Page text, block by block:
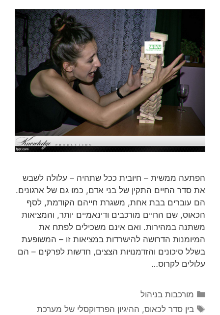
הפתעה ממשית – חיובית ככל שתהיה – עלולה לשבש
את סדר החיים התקין של בני אדם, כמו גם של ארגונים.
הם עוברים בבת אחת, משגרת חייהם הקודמת, לסף
הכאוס, שם החיים מורכבים ודינאמיים יותר, והמציאות
משתנה במהירות. ואם אינם משכילים לפתח את
המיומנות הדרושה להישרדות במציאות זו – המשופעת
בשלל סיכונים והזדמנויות הצצים, חדשות לפרקים – הם
עלולים לקרוס…
קטגוריות
מורכבות בניהול
תגיות
בין סדר לכאוס, ההיגיון הפרדוקסלי של מערכת